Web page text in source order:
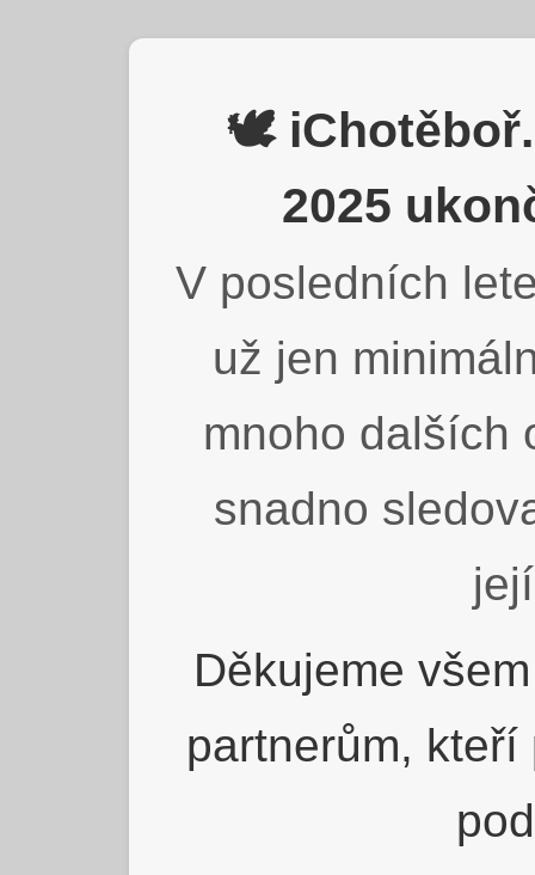
🕊️
2025
V posledních
už jen
mnoho dalších
snadno
Děkujeme
partnerům,